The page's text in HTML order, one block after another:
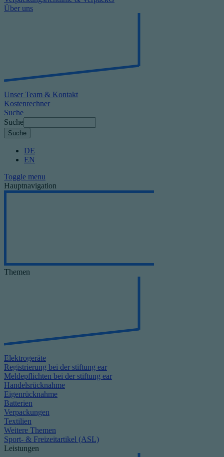
Über uns
Unser Team & Kontakt
Kostenrechner
Suche
Suche
DE
EN
Toggle menu
Hauptnavigation
Themen
Elektrogeräte
Registrierung bei der stiftung ear
Meldepflichten bei der stiftung ear
Handelsrücknahme
Eigenrücknahme
Batterien
Verpackungen
Textilien
Weitere Themen
Sport- & Freizeitartikel (ASL)
Leistungen